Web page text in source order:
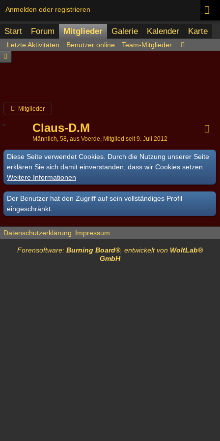
Anmelden oder registrieren
Start Forum Mitglieder Galerie Kalender Karte
Letzte Aktivitäten Benutzer online Team-Mitglieder
Mitglieder
Claus-D.M
Männlich 58 aus Voerde Mitglied seit 9. Juli 2012
Diese Seite verwendet Cookies. Durch die Nutzung unserer Seite
erklären Sie sich damit einverstanden, dass wir Cookies setzen.
Weitere Informationen
Der Benutzer hat den Zugriff auf sein vollständiges Profil
eingeschränkt.
Datenschutzerklärung Impressum
Forensoftware: Burning Board®, entwickelt von WoltLab®
GmbH